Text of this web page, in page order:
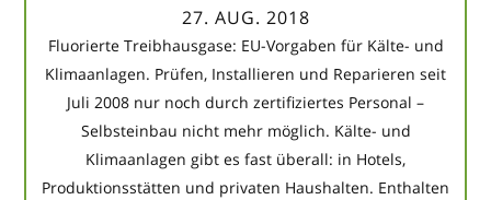
27. AUG. 2018
Fluorierte Treibhausgase: EU-Vorgaben für Kälte- und
Klimaanlagen. Prüfen, Installieren und Reparieren seit
Juli 2008 nur noch durch zertifiziertes Personal –
Selbsteinbau nicht mehr möglich. Kälte- und
Klimaanlagen gibt es fast überall: in Hotels,
Produktionsstätten und privaten Haushalten. Enthalten